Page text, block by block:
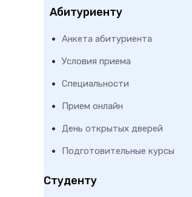
Абитуриенту
Анкета абитуриента
Условия приема
Специальности
Прием онлайн
День открытых дверей
Подготовительные курсы
Студенту